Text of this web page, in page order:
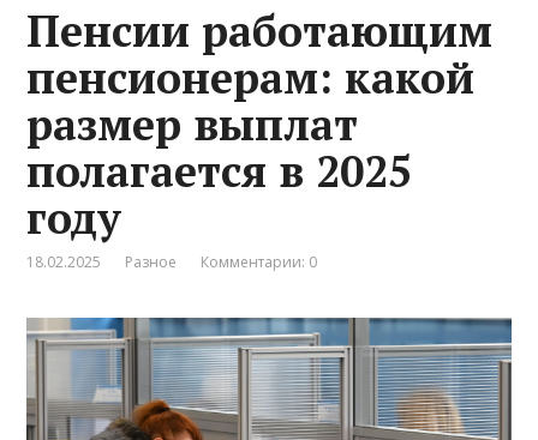
Пенсии работающим
пенсионерам: какой
размер выплат
полагается в 2025
году
18.02.2025 Разное Комментарии: 0